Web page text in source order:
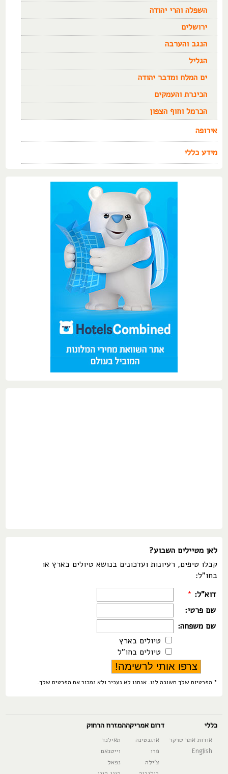
השפלה והרי יהודה
ירושלים
הנגב והערבה
הגליל
ים המלח ומדבר יהודה
הכינרת והעמקים
הכרמל וחוף הצפון
אירופה
מידע כללי
לאן מטיילים השבוע?
קבלו טיפים, רעיונות ועדכונים בנושא טיולים בארץ או
בחו"ל:
דוא"ל: *
שם פרטי:
שם משפחה:
טיולים בארץ
טיולים בחו"ל
* הפרטיות שלך חשובה לנו. אנחנו לא נעביר ולא נמכור את הפרטים שלך.
כללי
אודות אתר טרקר
English
דרום אמריקה
ארגנטינה
פרו
צ'ילה
המזרח הרחוק
תאילנד
וייטנאם
נפאל